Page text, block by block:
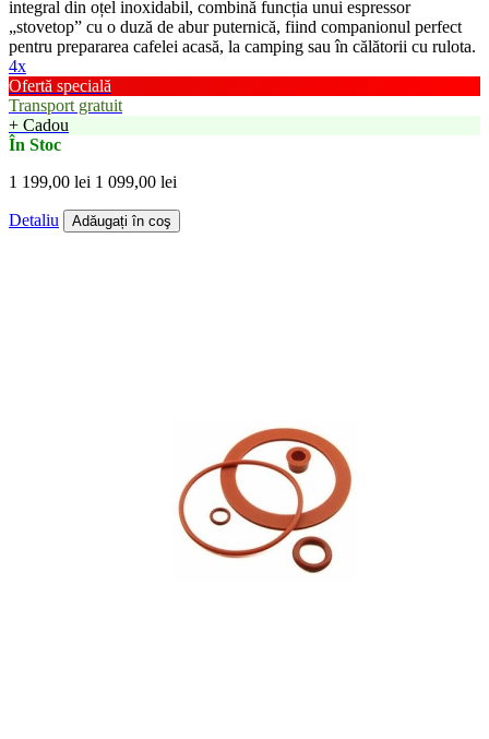
integral din oțel inoxidabil, combină funcția unui espressor
„stovetop” cu o duză de abur puternică, fiind companionul perfect
pentru prepararea cafelei acasă, la camping sau în călătorii cu rulota.
4x
Ofertă specială
Transport gratuit
+ Cadou
În Stoc
1 199,00 lei 1 099,00 lei
Detaliu Adăugați în coş